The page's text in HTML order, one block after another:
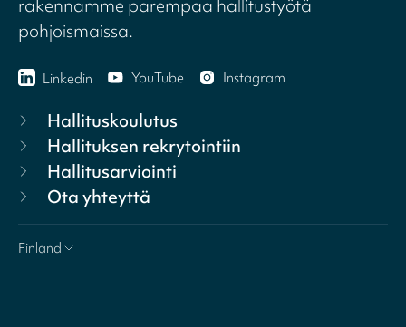
rakennamme parempaa hallitustyötä
pohjoismaissa.
Linkedin YouTube Instagram
Hallituskoulutus
Hallituksen rekrytointiin
Hallitusarviointi
Ota yhteyttä
Finland